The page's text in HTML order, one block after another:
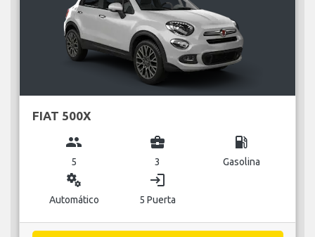
FIAT 500X
group
5
business_center
3
local_gas_station
Gasolina
miscellaneous_services
Automático
login
5 Puerta